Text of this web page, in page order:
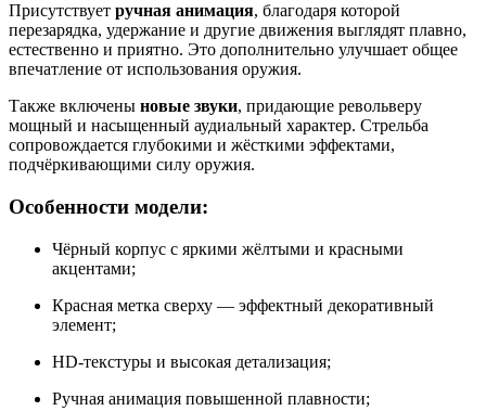
Присутствует ручная анимация, благодаря которой
перезарядка, удержание и другие движения выглядят плавно,
естественно и приятно. Это дополнительно улучшает общее
впечатление от использования оружия.
Также включены новые звуки, придающие револьверу
мощный и насыщенный аудиальный характер. Стрельба
сопровождается глубокими и жёсткими эффектами,
подчёркивающими силу оружия.
Особенности модели:
Чёрный корпус с яркими жёлтыми и красными
акцентами;
Красная метка сверху — эффектный декоративный
элемент;
HD-текстуры и высокая детализация;
Ручная анимация повышенной плавности;